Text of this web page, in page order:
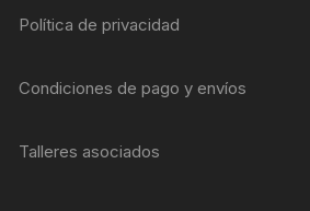
Política de privacidad
Condiciones de pago y envíos
Talleres asociados